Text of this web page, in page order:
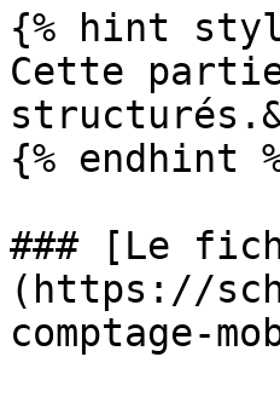
{% hint
Cette
{% endhint
### [Le
(https://
comptage-